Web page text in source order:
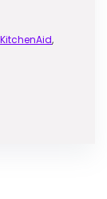
KitchenAid,